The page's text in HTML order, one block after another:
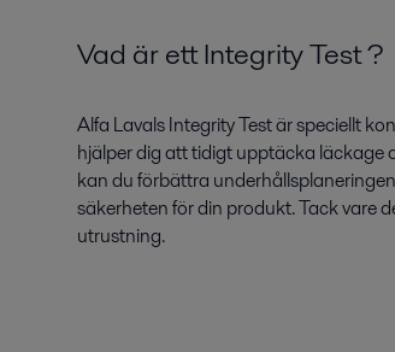
Vad är ett Integrity Test ?
Alfa Lavals Integrity Test är speciellt
hjälper dig att tidigt upptäcka läckage
kan du förbättra
säkerheten för din produkt. Tack vare
utrustning.